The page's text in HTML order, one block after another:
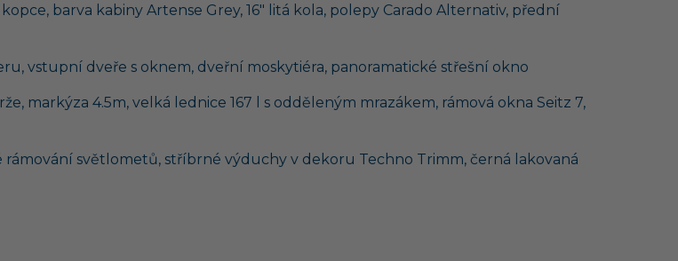
kopce, barva kabiny Artense Grey, 16" litá kola, polepy Carado Alternativ, přední
vstupní dveře s oknem, dveřní moskytiéra, panoramatické střešní okno
markýza 4.5m, velká lednice 167 l s odděleným mrazákem, rámová okna Seitz 7,
rámování světlometů, stříbrné výduchy v dekoru Techno Trimm, černá lakovaná